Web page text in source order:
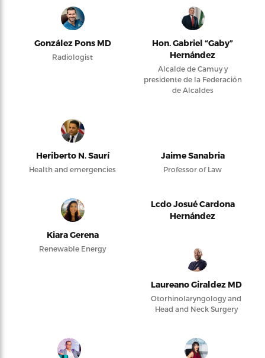
González Pons MD
Radiologist
Hon. Gabriel “Gaby”
Hernández
Alcalde de Camuy y
presidente de la Federación
de Alcaldes
Heriberto N. Saurí
Health and emergencies
Jaime Sanabria
Professor of Law
Kiara Gerena
Renewable Energy
Lcdo Josué Cardona
Hernández
Laureano Giraldez MD
Otorhinolaryngology and
Head and Neck Surgery